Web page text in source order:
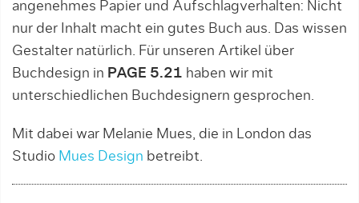
angenehmes Papier und Aufschlagverhalten: Nicht
nur der Inhalt macht ein gutes Buch aus. Das wissen
Gestalter natürlich. Für unseren Artikel über
Buchdesign in PAGE 5.21 haben wir mit
unterschiedlichen Buchdesignern gesprochen.
Mit dabei war Melanie Mues, die in London das
Studio Mues Design betreibt.